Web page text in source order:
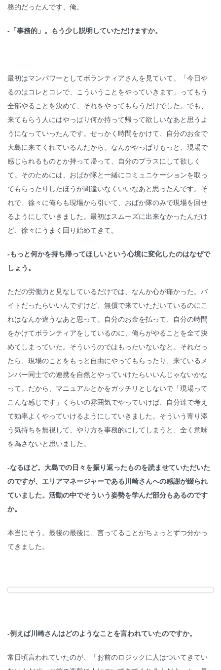
務的だったんです、俺。
-「事務的」。もう少し説明していただけますか。
最初はマンパワーとしてボランティアさんを見ていて。「今日や
るのはコレとコレで、こういうことをやっていきます」ってもう
全部やることを決めて、それをやってもらうだけでした。でも、
来てもらう人にはやっぱり何か持って帰って欲しいなあと思うよ
うになっていったんです。せっかく時間をかけて、自分のお金で
大島に来てくれているんだから。なんかやっぱりもっと、現場で
感じられるものとか持って帰って、自分のプラスにして欲しく
て。そのためには、おばか隊と一緒にコミュニケーションを取っ
てもらったりしたほうが間違いなくいいなあと思ったんです。そ
れで、徐々に俺らも現場から引いて、おばか隊のみで現場を回せ
るようにしていきました。最初はスムーズに出来なかったんだけ
ど、徐々にうまく回り始めてきて。
-もっと何かを持ち帰ってほしいという心境に変化したのはなぜで
しょう。
ただの労働力と見なしているだけでは、なんか心が痛かった。バ
イトだったらいいんですけど、無償で来ていただいているのにこ
れはなんか違うなあと思って。自分のお金を払って、自分の時間
をかけてボランティアをしているのに、俺らがやることを全て決
めてしまっていた。そういうのではもったいないなと。それだっ
たら、現場のことをもっと自由にやってもらったり、来ているメ
ンバー同士での連携を自然とやっていけたらいいんじゃないかな
って。だから、マニュアルとかをガッチリとしないで「現場って
こんな感じです」くらいの雰囲気でやっていけば、自分達で考え
て効率よくやっていけるようにしていきました。そういう寄り添
う気持ちを無視して、やり方を事務的にしてしまうと、全く意味
を為さないと思いました。
-なるほど。大島での日々を振り返ったものを読ませていただいた
のですが、エリアマネージャーである川崎さんへの感謝が綴られ
ていました。活動の中でそういう姿勢を学んだ部分もあるのです
か。
本当にそう。最後の最後に、言ってることがちょっとずつ分かっ
てきました。
-例えば川崎さんはどのようなことを言われていたのですか。
常日頃言われていたのが、「お前のロジックに人はついてきてい